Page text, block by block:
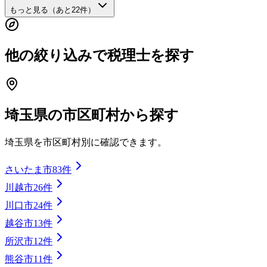
もっと見る（あと 22件）
他の絞り込みで税理士を探す
埼玉県の市区町村から探す
埼玉県を市区町村別に確認できます。
さいたま市83件
川越市26件
川口市24件
越谷市13件
所沢市12件
熊谷市11件